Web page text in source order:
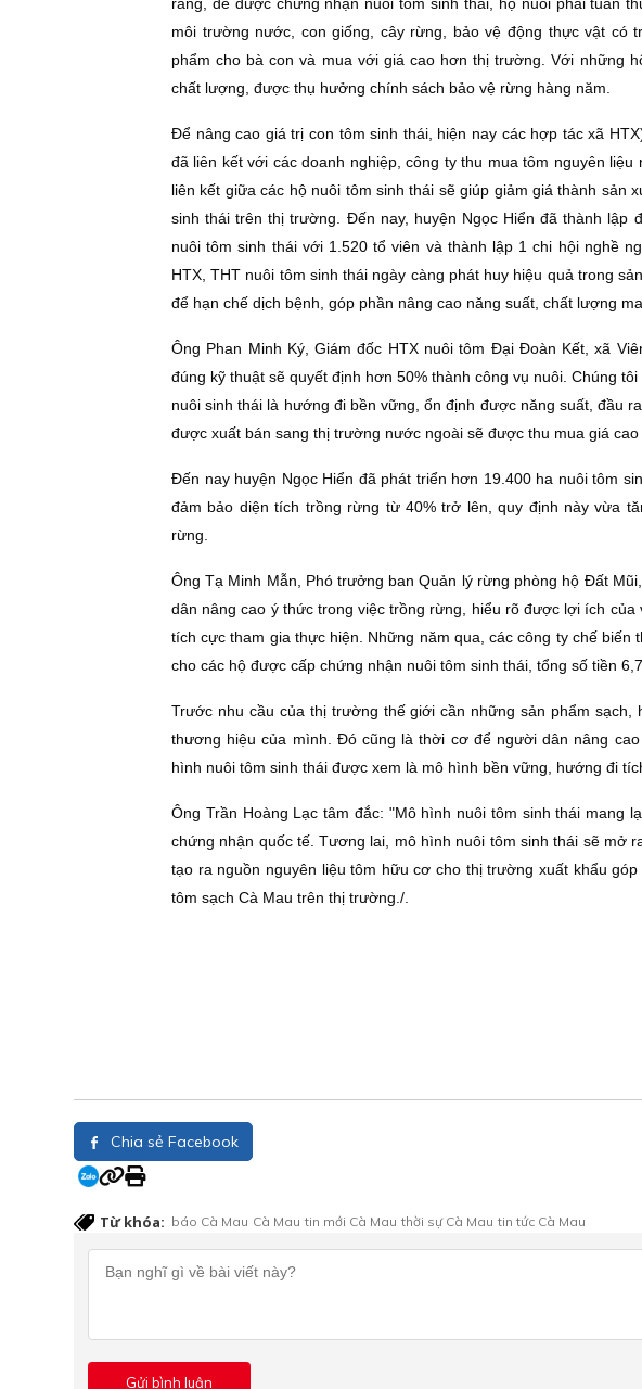
môi trường nước, con giống, cây rừng, bảo vệ động thực vật có
phẩm cho bà con và mua với giá cao hơn thị trường. Với những
chất lượng, được thụ hưởng chính sách bảo vệ rừng hàng năm.
Ðể nâng cao giá trị con tôm sinh thái, hiện nay các hợp tác xã
đã liên kết với các doanh nghiệp, công ty thu mua tôm nguyên
liên kết giữa các hộ nuôi tôm sinh thái sẽ giúp giảm giá thành sản
sinh thái trên thị trường. Ðến nay, huyện Ngọc Hiển đã thành
nuôi tôm sinh thái với 1.520 tổ viên và thành lập 1 chi hội nghề
HTX, THT nuôi tôm sinh thái ngày càng phát huy hiệu quả trong
để hạn chế dịch bệnh, góp phần nâng cao năng suất, chất lượng
Ông Phan Minh Ký, Giám đốc HTX nuôi tôm Ðại Ðoàn Kết, xã
đúng kỹ thuật sẽ quyết định hơn 50% thành công vụ nuôi. Chúng
nuôi sinh thái là hướng đi bền vững, ổn định được năng suất, đầu
được xuất bán sang thị trường nước ngoài sẽ được thu mua giá
Ðến nay huyện Ngọc Hiển đã phát triển hơn 19.400 ha nuôi tôm
đảm bảo diện tích trồng rừng từ 40% trở lên, quy định này vừa
rừng.
Ông Tạ Minh Mẫn, Phó trưởng ban Quản lý rừng phòng hộ Ðất
dân nâng cao ý thức trong việc trồng rừng, hiểu rõ được lợi ích
tích cực tham gia thực hiện. Những năm qua, các công ty chế
cho các hộ được cấp chứng nhận nuôi tôm sinh thái, tổng số tiền 6,7
Trước nhu cầu của thị trường thế giới cần những sản phẩm
thương hiệu của mình. Ðó cũng là thời cơ để người dân nâng
hình nuôi tôm sinh thái được xem là mô hình bền vững, hướng đi
Ông Trần Hoàng Lạc tâm đắc: "Mô hình nuôi tôm sinh thái mang
chứng nhận quốc tế. Tương lai, mô hình nuôi tôm sinh thái sẽ mở
tạo ra nguồn nguyên liệu tôm hữu cơ cho thị trường xuất khẩu
tôm sạch Cà Mau trên thị trường./.
Chia sẻ Facebook
Từ khóa: báo Cà Mau Cà Mau tin mới Cà Mau thời sự Cà Mau tin tức Cà Mau